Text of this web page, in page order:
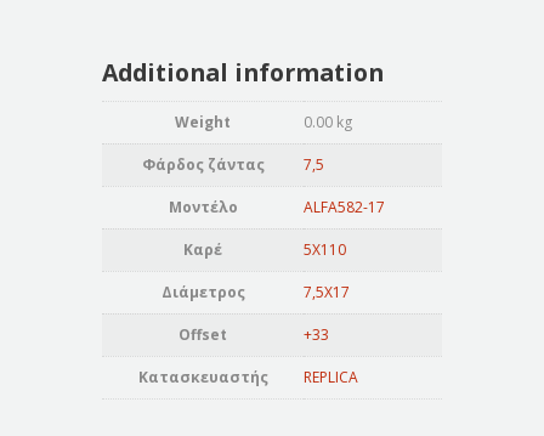
Additional information
Weight 0.00 kg
Φάρδος ζάντας 7,5
Μοντέλο ALFA582-17
Καρέ 5X110
Διάμετρος 7,5X17
Offset +33
Κατασκευαστής REPLICA